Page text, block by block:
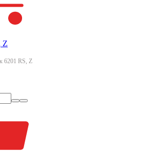
6201 RS, Z